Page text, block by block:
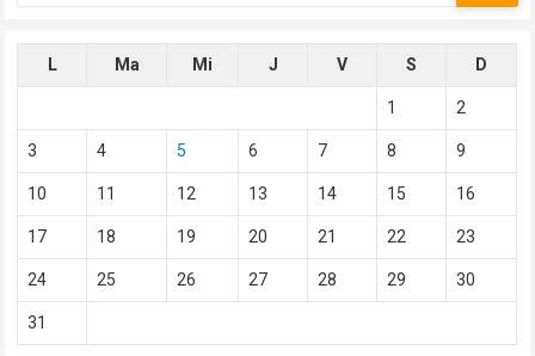
L Ma Mi J V S D
1 2
3 4 5 6 7 8 9
10 11 12 13 14 15 16
17 18 19 20 21 22 23
24 25 26 27 28 29 30
31